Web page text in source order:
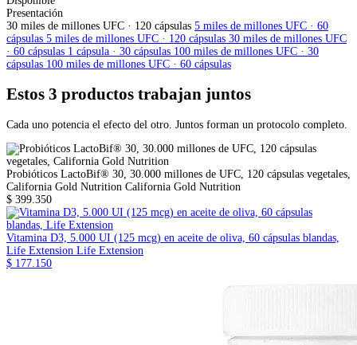
Presentación
30 miles de millones UFC · 120 cápsulas 5 miles de millones UFC · 60
cápsulas 5 miles de millones UFC · 120 cápsulas 30 miles de millones UFC
· 60 cápsulas 1 cápsula · 30 cápsulas 100 miles de millones UFC · 30
cápsulas 100 miles de millones UFC · 60 cápsulas
Estos 3 productos trabajan juntos
Cada uno potencia el efecto del otro. Juntos forman un protocolo completo.
Probióticos LactoBif® 30, 30.000 millones de UFC, 120 cápsulas vegetales,
California Gold Nutrition California Gold Nutrition
$ 399.350
Vitamina D3, 5.000 UI (125 mcg) en aceite de oliva, 60 cápsulas blandas,
Life Extension Life Extension
$ 177.150